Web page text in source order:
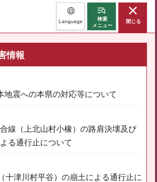
Language
検索
メニュー
閉じる
情報
地震への本県の対応等について
線（上北山村小橡）の路肩決壊及び
る通行止について
十津川村平谷）の崩土による通行止に